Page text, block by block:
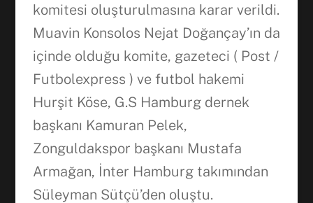
komitesi oluşturulmasına karar verildi.
Muavin Konsolos Nejat Doğançay’ın da
içinde olduğu komite, gazeteci ( Post /
Futbolexpress ) ve futbol hakemi
Hurşit Köse, G.S Hamburg dernek
başkanı Kamuran Pelek,
Zonguldakspor başkanı Mustafa
Armağan, İnter Hamburg takımından
Süleyman Sütçü’den oluştu.